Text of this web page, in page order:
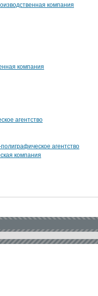
компания
компания
агентство
агентство
компания
от 15000 руб.